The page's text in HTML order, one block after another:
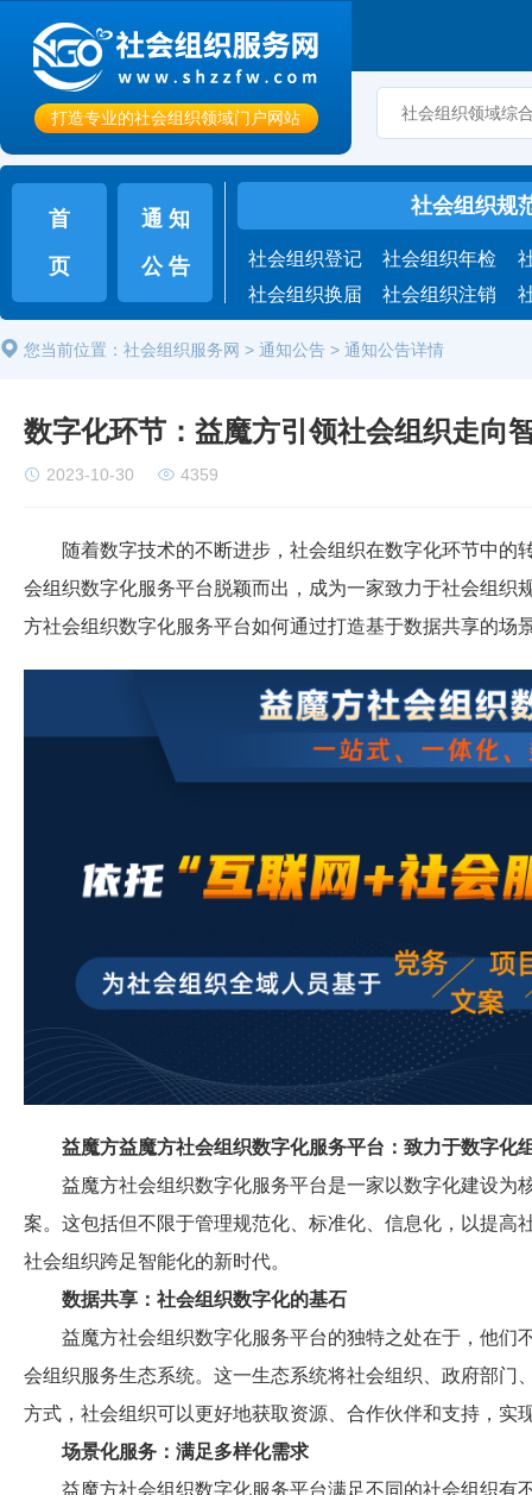
打造专业的社会组织领域门户网站
首
页
通 知
公 告
社会组织规
社会组织登记 社会组织年检
社会组织换届
社会组织注销
您当前位置：社会组织服务网 > 通知公告 > 通知公告详情
数字化环节：益魔方引领社会组织走向
2023-10-30 4359
随着数字技术的不断进步，社会组织在数字化环节中的
会组织数字化服务平台脱颖而出，成为一家致力于社会组
方社会组织数字化服务平台如何通过打造基于数据共享的
益魔方益魔方社会组织数字化服务平台：致力于数字化
益魔方社会组织数字化服务平台是一家以数字化建设为
案。这包括但不限于管理规范化、标准化、信息化，以提
社会组织跨足智能化的新时代。
数据共享：社会组织数字化的基石
益魔方社会组织数字化服务平台的独特之处在于，他们
会组织服务生态系统。这一生态系统将社会组织、政府部
方式，社会组织可以更好地获取资源、合作伙伴和支持，实
场景化服务：满足多样化需求
益魔方社会组织数字化服务平台满足不同的社会组织有